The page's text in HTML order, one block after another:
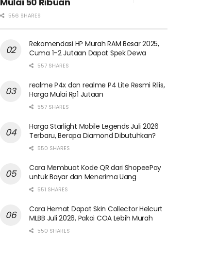
556 SHARES
Rekomendasi HP Murah RAM Besar 2025,
Cuma 1–2 Jutaan Dapat Spek Dewa
557 SHARES
realme P4x dan realme P4 Lite Resmi Rilis,
Harga Mulai Rp1 Jutaan
557 SHARES
Harga Starlight Mobile Legends Juli 2026
Terbaru, Berapa Diamond Dibutuhkan?
550 SHARES
Cara Membuat Kode QR dari ShopeePay
untuk Bayar dan Menerima Uang
551 SHARES
Cara Hemat Dapat Skin Collector Helcurt
MLBB Juli 2026, Pakai COA Lebih Murah
550 SHARES